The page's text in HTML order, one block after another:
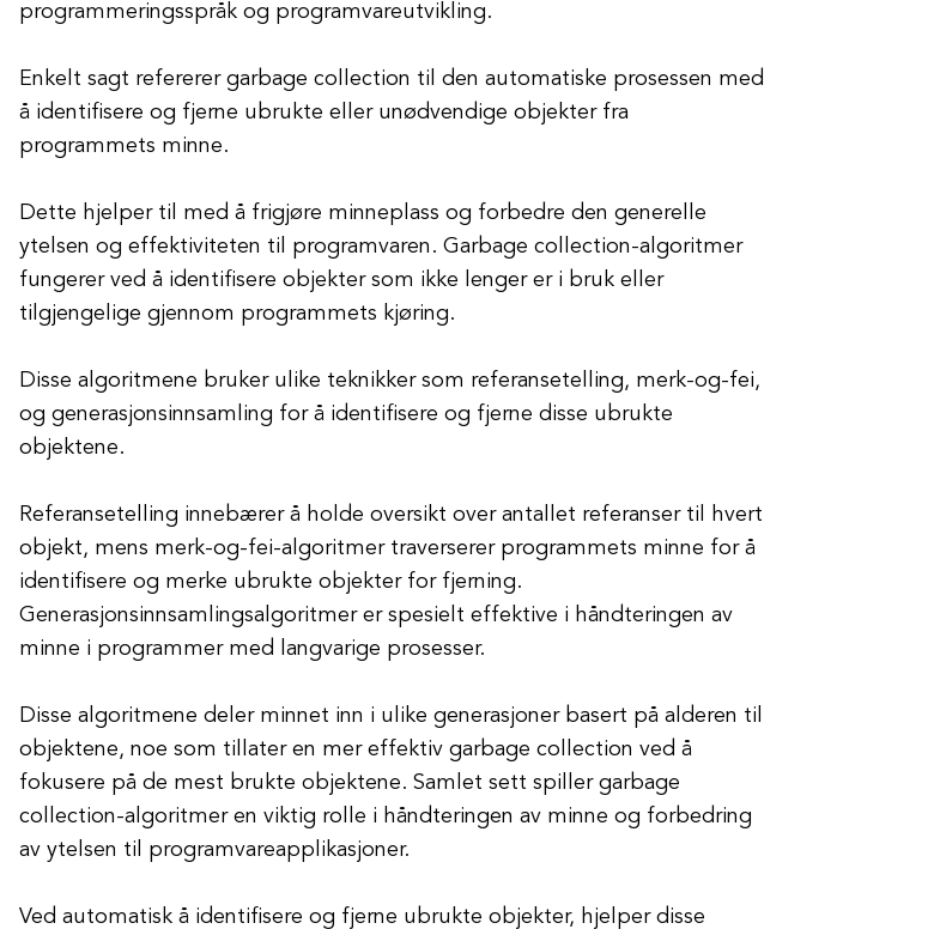
programmeringsspråk og programvareutvikling.
Enkelt sagt refererer garbage collection til den automatiske prosessen med
å identifisere og fjerne ubrukte eller unødvendige objekter fra
programmets minne.
Dette hjelper til med å frigjøre minneplass og forbedre den generelle
ytelsen og effektiviteten til programvaren. Garbage collection-algoritmer
fungerer ved å identifisere objekter som ikke lenger er i bruk eller
tilgjengelige gjennom programmets kjøring.
Disse algoritmene bruker ulike teknikker som referansetelling, merk-og-fei,
og generasjonsinnsamling for å identifisere og fjerne disse ubrukte
objektene.
Referansetelling innebærer å holde oversikt over antallet referanser til hvert
objekt, mens merk-og-fei-algoritmer traverserer programmets minne for å
identifisere og merke ubrukte objekter for fjerning.
Generasjonsinnsamlingsalgoritmer er spesielt effektive i håndteringen av
minne i programmer med langvarige prosesser.
Disse algoritmene deler minnet inn i ulike generasjoner basert på alderen til
objektene, noe som tillater en mer effektiv garbage collection ved å
fokusere på de mest brukte objektene. Samlet sett spiller garbage
collection-algoritmer en viktig rolle i håndteringen av minne og forbedring
av ytelsen til programvareapplikasjoner.
Ved automatisk å identifisere og fjerne ubrukte objekter, hjelper disse